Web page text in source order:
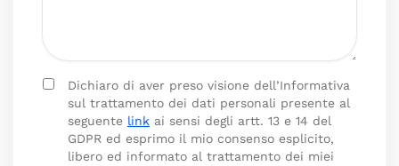
Dichiaro di aver preso visione dell’Informativa
sul trattamento dei dati personali presente al
seguente link ai sensi degli artt. 13 e 14 del
GDPR ed esprimo il mio consenso esplicito,
libero ed informato al trattamento dei miei